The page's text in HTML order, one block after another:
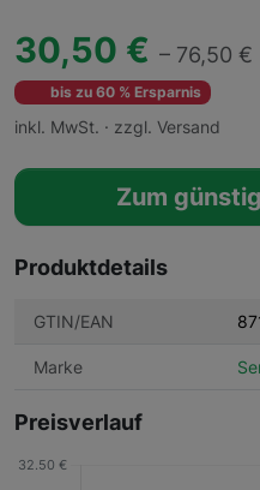
30,50 € – 76,50 €
bis zu 60 % Ersparnis
inkl. MwSt. · zzgl. Versand
Zum
Produktdetails
GTIN/EAN
Marke
Preisverlauf